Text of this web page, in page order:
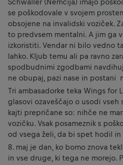
Schwaller (Nemčija) imajo
se poškodovale v svojem
obsojene na invalidski voziček.
to predvsem mentalni. A jim ga
izkoristiti. Vendar ni bilo vedno
lahko. Kljub temu ali pa ravno
spodbudnimi zgodbami
ne obupaj, pazi nase in postani
Tri ambasadorke teka Wings for
glasovi ozaveščajo o usodi vseh
kajti prepričane so: nihče ne
vozičku. Vsak posameznik s
od vsega želi, da bi spet hodil in
8. maj je dan, ko bomo znova
in vse druge, ki tega ne morejo.